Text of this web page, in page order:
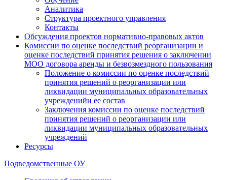
Аналитика
Структура проектного управления
Контакты
Обсуждения проектов нормативно-правовых актов
Комиссии по оценке последствий реорганизации и
оценке последствий принятия решения о заключении
МОО договора аренды и безвозмездного пользования
Положение о комиссии по оценке последствий
принятия решений о реорганизации или
ликвидации муниципальных образовательных
учрежденийи ее состав
Заключения комиссии по оценке последствий
принятия решений о реорганизации или
ликвидации муниципальных образовательных
учреждений
Ресурсы
Подведомственные ОУ